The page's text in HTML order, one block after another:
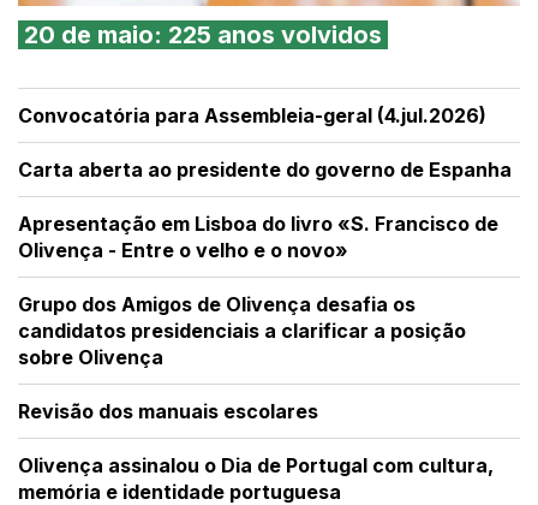
20 de maio: 225 anos volvidos
Convocatória para Assembleia-geral (4.jul.2026)
Carta aberta ao presidente do governo de Espanha
Apresentação em Lisboa do livro «S. Francisco de
Olivença - Entre o velho e o novo»
Grupo dos Amigos de Olivença desafia os
candidatos presidenciais a clarificar a posição
sobre Olivença
Revisão dos manuais escolares
Olivença assinalou o Dia de Portugal com cultura,
memória e identidade portuguesa